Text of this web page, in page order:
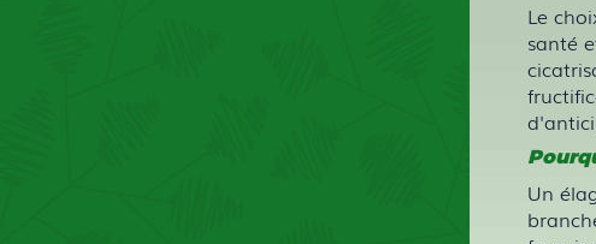
Le
santé
Un